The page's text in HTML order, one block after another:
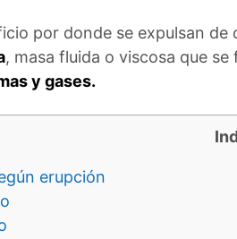
por donde se expulsan
, masa fluida o viscosa que
y gases.
erupción